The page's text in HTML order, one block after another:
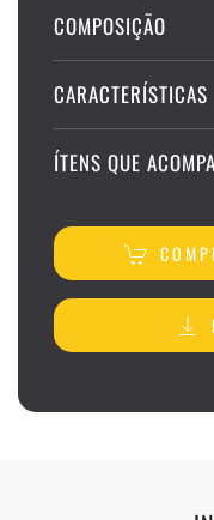
COMPOSIÇÃO
CARACTERÍSTICAS
ÍTENS QUE